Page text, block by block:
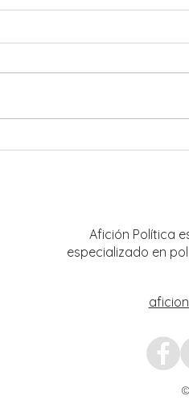
Afición Política
especializado en